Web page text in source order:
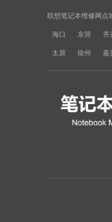
联想笔记本维修网点
海口 东营 齐
太原 徐州 嘉